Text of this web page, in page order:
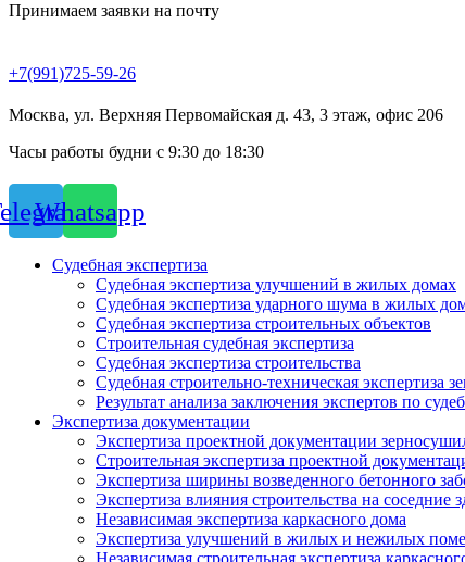
Принимаем заявки на почту
+7(991)725-59-26
Москва, ул. Верхняя Первомайская д. 43, 3 этаж, офис 206
Часы работы будни с 9:30 до 18:30
Whatsapp
Судебная экспертиза
Судебная экспертиза улучшений в жилых домах
Судебная экспертиза ударного шума в жилых
Судебная экспертиза строительных объектов
Строительная судебная экспертиза
Судебная экспертиза строительства
Судебная строительно-техническая экспертиза
Результат анализа заключения экспертов по
Экспертиза документации
Экспертиза проектной документации
Строительная экспертиза проектной
Экспертиза ширины возведенного бетонного
Экспертиза влияния строительства на соседние
Независимая экспертиза каркасного дома
Экспертиза улучшений в жилых и нежилых
Независимая строительная экспертиза